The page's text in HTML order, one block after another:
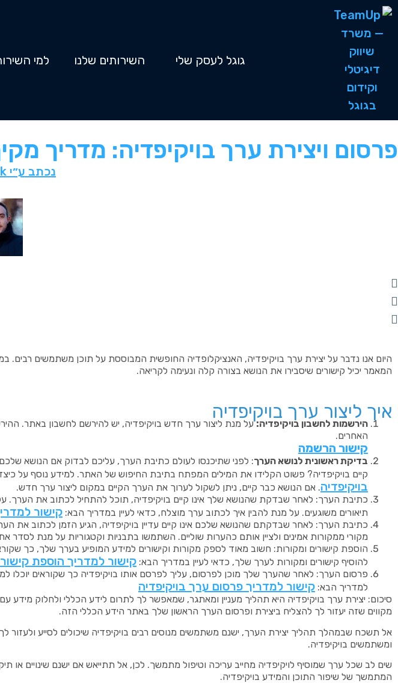
גוגל לעסק שלי השירותים שלנו למי
פרסום ויצירת ערך בויקיפדיה: מדריך
נכתב ע״י
היום אנו נדבר על יצירת ערך בויקיפדיה, האנציקלופדיה החופשית המבוססת על תוכן משתמשים רבים.
המאמר יכיל קישורים שיסבירו את הנושא בצורה קלה ונעימה לקריאה.
איך ליצור ערך בויקיפדיה
הירשמות לחשבון בויקיפדיה:על מנת ליצור ערך חדש בויקיפדיה, יש להירשם לחשבון באתר.
האחרים.
קישור הרשמה
בדיקת ראשונית לנושא הערך: לפני שתיכנסו לעולם כתיבת הערך, עליכם לבדוק אם הנושא שלכם
קיים בויקיפדיה? פשוט הקלידו את המילים המפתח בתיבת החיפוש של האתר. למידע נוסף על
בויקיפדיה. אם הנושא כבר קיים, ניתן לשקול לערוך את הערך הקיים במקום ליצור ערך חדש.
כתיבת הערך: לאחר שבדקת שהנושא שלך אינו קיים בויקיפדיה, תוכל להתחיל לכתוב את הערך.
תיאורים משוגעים. על מנת להבין איך לכתוב ערך מוצלח, כדאי לעיין במדריך הבא: קישור
כתיבת הערך: לאחר שבדקתם שהנושא שלכם אינו קיים עדיין בויקיפדיה, הגיע הזמן לכתוב את
מקורי ממקורות אמינים ולציין אותם כהערות שוליים. השתמשו בתבניות וקטגוריות על מנת לסדר
הוספת קישורים ומקורות: חשוב מאוד לספק מקורות וקישורים למידע המופיע בערך שלך, כך
להוסיף קישורים ומקורות לערך שלך, כדאי לעיין במדריך הבא: קישור למדריך הוספת
פרסום הערך: לאחר שהערך שלך מוכן לפרסום, עליך לפרסם אותו בויקיפדיה כך שקוראים יוכלו
למדריך הבא: קישור למדריך פרסום ערך בויקיפדיה
סיכום: יצירת ערך בויקיפדיה היא תהליך מעניין ומאתגר, שמאפשר לך לתרום לידע הכללי ולחלוק מידע
מקווים שזה יעזור לך להצליח ביצירת ופרסום הערך הראשון שלך באתר הידע הכללי הזה.
אל תשכח שבמהלך תהליך יצירת הערך, ישנם משתמשים מנוסים רבים בויקיפדיה שיכולים לסייע
ומשתמשים בויקיפדיה.
שים לב שכל ערך שמוסיף לויקיפדיה מחייב עריכה וטיפול מתמשך. לכן, אל תתייאש אם ישנם שינויים או
המתמשך של שיפור התוכן והמידע בויקיפדיה.